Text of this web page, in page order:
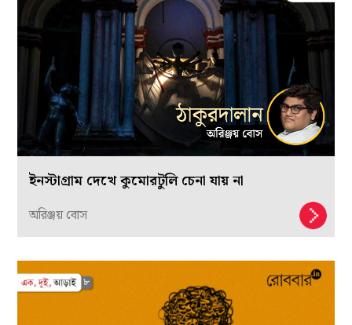
ইনস্টাগ্রাম দেখে কুমোরটুলি চেনা যায় না
অরিঞ্জয় বোস